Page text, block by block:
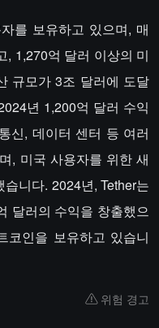
를 보유하고 있으며, 매
, 1,270억 달러 이상의 미
규모가 3조 달러에 도달
년 1,200억 달러 수익
신, 데이터 센터 등 여러
, 미국 사용자를 위한 새
니다. 2024년, Tether는
달러의 수익을 창출했으
코인을 보유하고 있습니
위험 경고